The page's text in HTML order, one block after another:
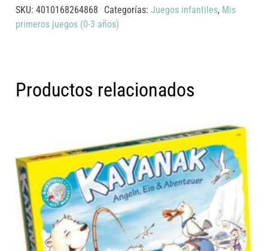
SKU:4010168264868 Categorías: Juegos infantiles, Mis
primeros juegos (0-3 años)
Productos relacionados